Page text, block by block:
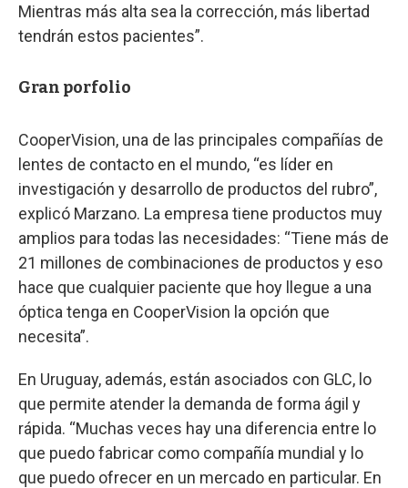
Mientras más alta sea la corrección, más libertad
tendrán estos pacientes”.
Gran porfolio
CooperVision, una de las principales compañías de
lentes de contacto en el mundo, “es líder en
investigación y desarrollo de productos del rubro”,
explicó Marzano. La empresa tiene productos muy
amplios para todas las necesidades: “Tiene más de
21 millones de combinaciones de productos y eso
hace que cualquier paciente que hoy llegue a una
óptica tenga en CooperVision la opción que
necesita”.
En Uruguay, además, están asociados con GLC, lo
que permite atender la demanda de forma ágil y
rápida. “Muchas veces hay una diferencia entre lo
que puedo fabricar como compañía mundial y lo
que puedo ofrecer en un mercado en particular. En